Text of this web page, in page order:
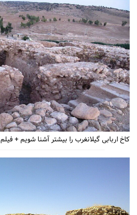
کاخ اربابی گیلانغرب را بیشتر آشنا شویم + فیلم